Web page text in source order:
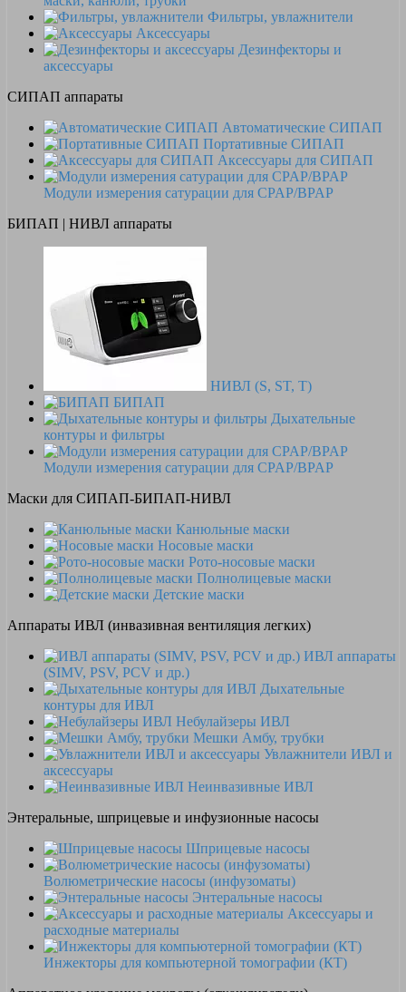
Фильтры, увлажнители
Аксессуары
Дезинфекторы и
аксессуары
СИПАП аппараты
Автоматические СИПАП
Портативные СИПАП
Аксессуары для СИПАП
Модули измерения сатурации для CPAP/BPAP
БИПАП | НИВЛ аппараты
НИВЛ (S, ST, T)
БИПАП
Дыхательные
контуры и фильтры
Модули измерения сатурации для CPAP/BPAP
Маски для СИПАП-БИПАП-НИВЛ
Канюльные маски
Носовые маски
Рото-носовые маски
Полнолицевые маски
Детские маски
Аппараты ИВЛ (инвазивная вентиляция легких)
ИВЛ аппараты
(SIMV, PSV, PCV и др.)
Дыхательные
контуры для ИВЛ
Небулайзеры ИВЛ
Мешки Амбу, трубки
Увлажнители ИВЛ и
аксессуары
Неинвазивные ИВЛ
Энтеральные, шприцевые и инфузионные насосы
Шприцевые насосы
Волюметрические насосы (инфузоматы)
Энтеральные насосы
Аксессуары и
расходные материалы
Инжекторы для компьютерной томографии (КТ)